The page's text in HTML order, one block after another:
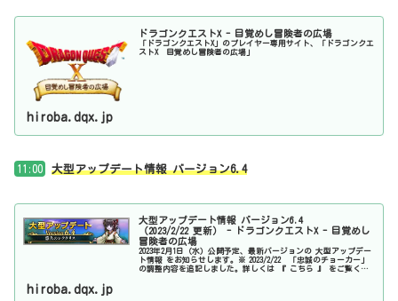
ドラゴンクエストX - 目覚めし冒険者の広場
「ドラゴンクエストX」のプレイヤー専用サイト、「ドラゴンクエ
ストX 目覚めし冒険者の広場」
hiroba.dqx.jp
11:00 大型アップデート情報 バージョン6.4
大型アップデート情報 バージョン6.4
（2023/2/22 更新） - ドラゴンクエストX - 目覚めし
冒険者の広場
2023年2月1日（水）公開予定、最新バージョンの 大型アップデー
ト情報 をお知らせします。※ 2023/2/22 「忠誠のチョーカー」
の調整内容を追記しました。詳しくは 『 こちら 』 をご覧くだ
hiroba.dqx.jp